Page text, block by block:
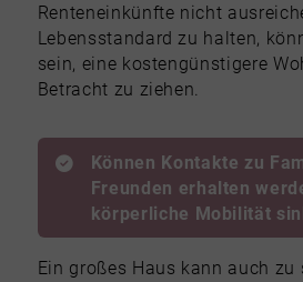
Renteneinkünfte nicht
Lebensstandard zu halten,
sein, eine kostengünstigere
Betracht zu ziehen.
Können Kontakte zu
Freunden erhalten
körperliche Mobilität
Ein großes Haus kann auch